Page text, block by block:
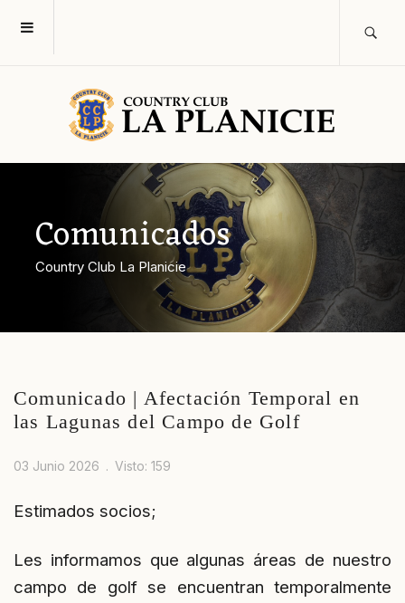
Comunicados
Country Club La Planicie
Comunicado | Afectación Temporal en
las Lagunas del Campo de Golf
03 Junio 2026 Visto: 159
Estimados socios;
Les informamos que algunas áreas de nuestro
campo de golf se encuentran temporalmente